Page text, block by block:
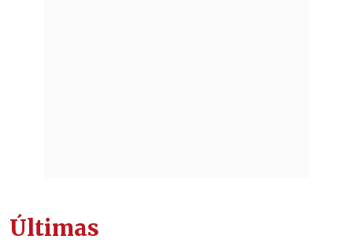
Últimas